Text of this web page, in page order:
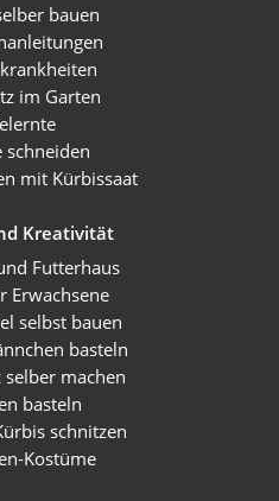
bauen
im Garten
schneiden
mit Kürbissaat
Kreativität
Futterhaus
Erwachsene
selbst bauen
basteln
selber machen
basteln
schnitzen
Kostüme